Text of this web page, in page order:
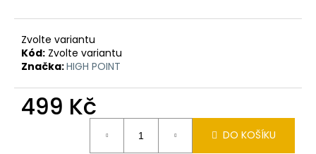
Zvolte variantu
Kód: Zvolte variantu
Značka:HIGH POINT
499 Kč
DO KOŠÍKU
u
č
u